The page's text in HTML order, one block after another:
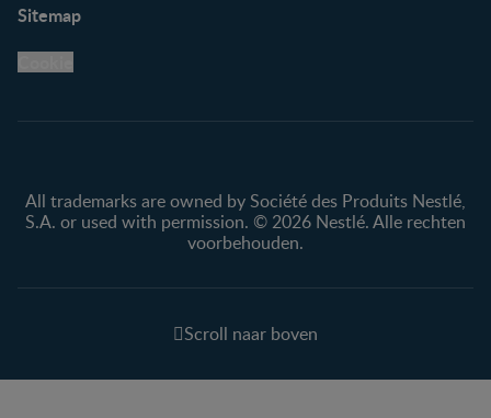
Sitemap
All trademarks are owned by Société des Produits Nestlé,
S.A. or used with permission. © 2026 Nestlé. Alle rechten
voorbehouden.
Scroll naar boven